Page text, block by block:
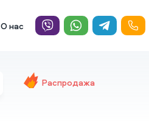
О нас
Распродажа